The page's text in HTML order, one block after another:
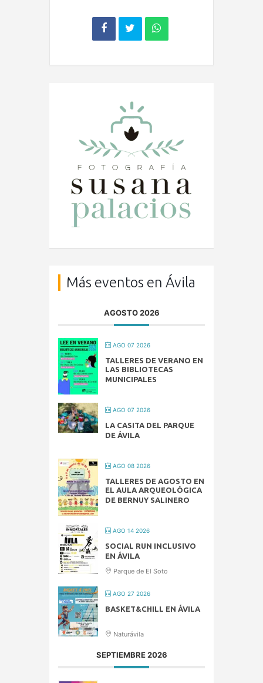
Más eventos en Ávila
AGOSTO 2026
AGO 07 2026
TALLERES DE VERANO EN
LAS BIBLIOTECAS
MUNICIPALES
AGO 07 2026
LA CASITA DEL PARQUE
DE ÁVILA
AGO 08 2026
TALLERES DE AGOSTO EN
EL AULA ARQUEOLÓGICA
DE BERNUY SALINERO
AGO 14 2026
SOCIAL RUN INCLUSIVO
EN ÁVILA
Parque de El Soto
AGO 27 2026
BASKET&CHILL EN ÁVILA
Naturávila
SEPTIEMBRE 2026